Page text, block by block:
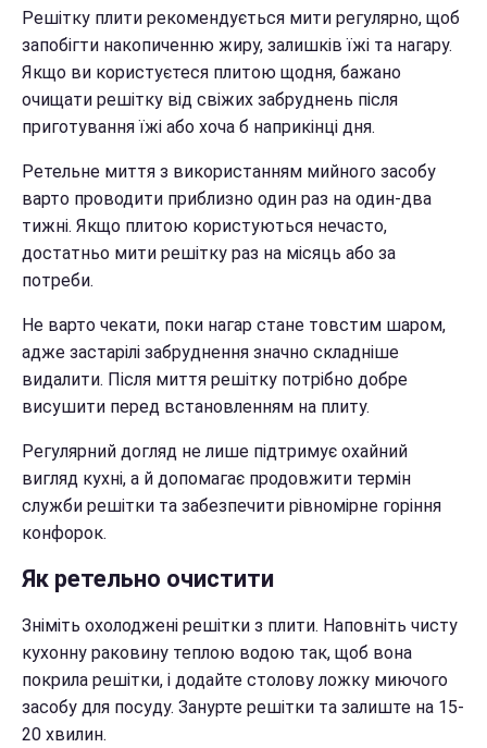
Решітку плити рекомендується мити регулярно, щоб
запобігти накопиченню жиру, залишків їжі та нагару.
Якщо ви користуєтеся плитою щодня, бажано
очищати решітку від свіжих забруднень після
приготування їжі або хоча б наприкінці дня.
Ретельне миття з використанням мийного засобу
варто проводити приблизно один раз на один-два
тижні. Якщо плитою користуються нечасто,
достатньо мити решітку раз на місяць або за
потреби.
Не варто чекати, поки нагар стане товстим шаром,
адже застарілі забруднення значно складніше
видалити. Після миття решітку потрібно добре
висушити перед встановленням на плиту.
Регулярний догляд не лише підтримує охайний
вигляд кухні, а й допомагає продовжити термін
служби решітки та забезпечити рівномірне горіння
конфорок.
Як ретельно очистити
Зніміть охолоджені решітки з плити. Наповніть чисту
кухонну раковину теплою водою так, щоб вона
покрила решітки, і додайте столову ложку миючого
засобу для посуду. Занурте решітки та залиште на 15-
20 хвилин.